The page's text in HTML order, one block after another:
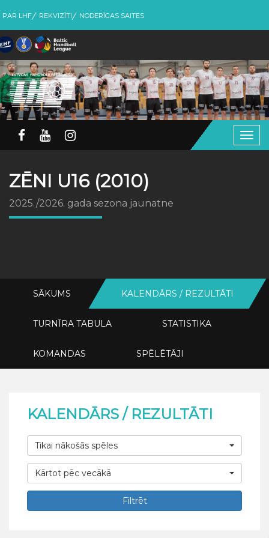
PAR LHF REKVIZĪTI NODERĪGAS SAITES
ZĒNI U16 (2010)
2025./2026. gada sezona jaunatne
SĀKUMS KALENDĀRS / REZULTĀTI
TURNĪRA TABULA STATISTIKA
KOMANDAS SPĒLĒTĀJI
KALENDĀRS / REZULTĀTI
Tikai nākošās spēles
Kārtot pēc vecākā
Filtrēt